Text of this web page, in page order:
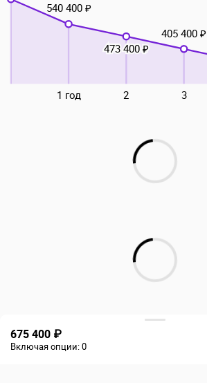
1 год 2 3
540 400 ₽
473 400 ₽
405 400 ₽
675 400 ₽
Включая опции:0